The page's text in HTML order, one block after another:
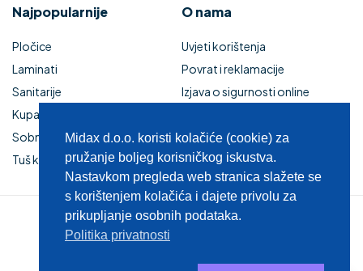
Najpopularnije
Pločice
Laminati
Sanitarije
Kupaonski namještaj
Sobna vrata
Tuš kabine i kade
O nama
Uvjeti korištenja
Povrat i reklamacije
Izjava o sigurnosti online
Kupaonski namještaj
Zaštita privatnosti
© 2025 MIDAX d.o.o.
Midax d.o.o. koristi kolačiće (cookie) za
pružanje boljeg korisničkog iskustva.
Nastavkom pregleda web stranica slažete se
s korištenjem kolačića i dajete privolu za
prikupljanje osobnih podataka.
Politika privatnosti